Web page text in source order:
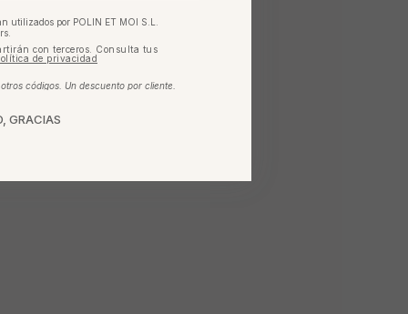
utilizados por POLIN ET MOI S.L.
con terceros. Consulta tus
de privacidad
códigos. Un descuento por cliente.
GRACIAS